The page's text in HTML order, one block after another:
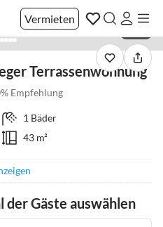
Vermieten
Terrassenwohnung
Empfehlung
1 Bäder
43 m²
Gäste auswählen